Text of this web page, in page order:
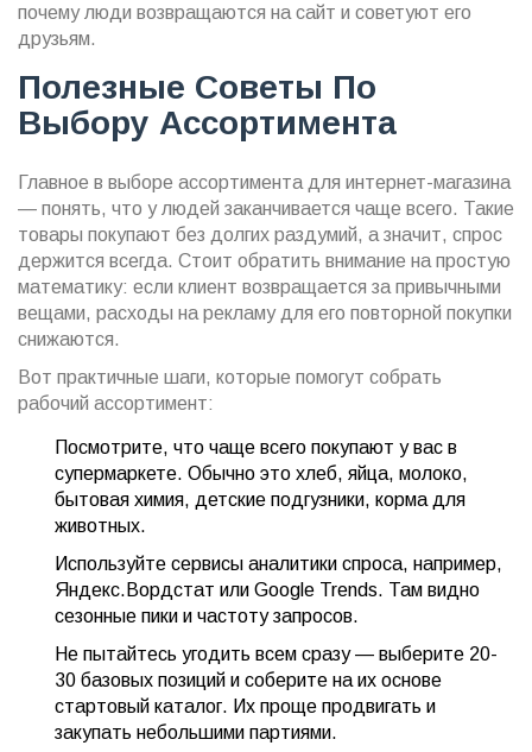
почему люди возвращаются на сайт и советуют его
друзьям.
Полезные Советы По
Выбору Ассортимента
Главное в выборе ассортимента для интернет-магазина
— понять, что у людей заканчивается чаще всего. Такие
товары покупают без долгих раздумий, а значит, спрос
держится всегда. Стоит обратить внимание на простую
математику: если клиент возвращается за привычными
вещами, расходы на рекламу для его повторной покупки
снижаются.
Вот практичные шаги, которые помогут собрать
рабочий ассортимент:
Посмотрите, что чаще всего покупают у вас в
супермаркете. Обычно это хлеб, яйца, молоко,
бытовая химия, детские подгузники, корма для
животных.
Используйте сервисы аналитики спроса, например,
Яндекс.Вордстат или Google Trends. Там видно
сезонные пики и частоту запросов.
Не пытайтесь угодить всем сразу — выберите 20-
30 базовых позиций и соберите на их основе
стартовый каталог. Их проще продвигать и
закупать небольшими партиями.